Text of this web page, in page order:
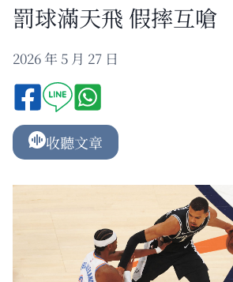
罰球滿天飛 假摔互嗆
2026 年 5 月 27 日
收聽文章